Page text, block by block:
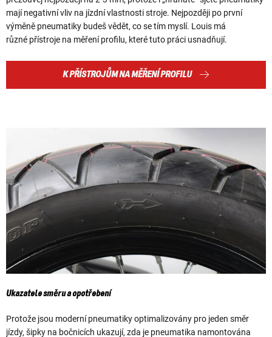
mají negativní vliv na jízdní vlastnosti stroje. Nejpozději po první
výměně pneumatiky budeš vědět, co se tím myslí. Louis má
různé přístroje na měření profilu, které tuto práci usnadňují.
K PŘÍSTROJŮM NA MĚŘENÍ PROFILU
Ukazatele směru a opotřebení
Protože jsou moderní pneumatiky optimalizovány pro jeden směr
jízdy, šipky na bočnicích ukazují, zda je pneumatika namontována